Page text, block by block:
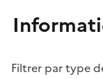
Filtrer par type